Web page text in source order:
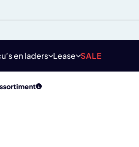
en laders Lease SALE